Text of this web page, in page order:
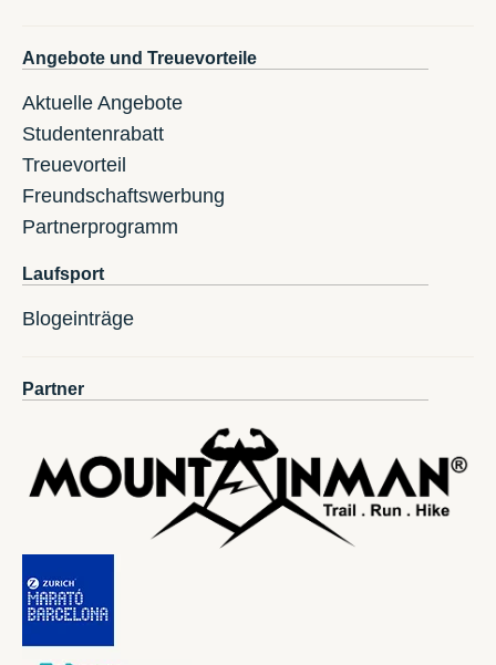
Angebote und Treuevorteile
Aktuelle Angebote
Studentenrabatt
Treuevorteil
Freundschaftswerbung
Partnerprogramm
Laufsport
Blogeinträge
Partner